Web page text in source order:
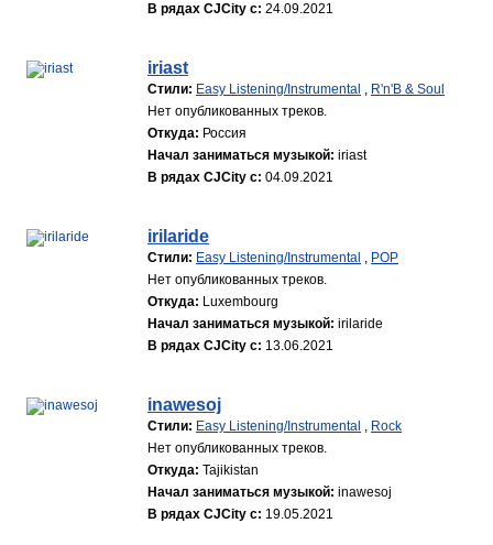
В рядах CJCity с: 24.09.2021
iriast
Стили: Easy Listening/Instrumental , R'n'B & Soul
Нет опубликованных треков.
Откуда: Россия
Начал заниматься музыкой: iriast
В рядах CJCity с: 04.09.2021
irilaride
Стили: Easy Listening/Instrumental , POP
Нет опубликованных треков.
Откуда: Luxembourg
Начал заниматься музыкой: irilaride
В рядах CJCity с: 13.06.2021
inawesoj
Стили: Easy Listening/Instrumental , Rock
Нет опубликованных треков.
Откуда: Tajikistan
Начал заниматься музыкой: inawesoj
В рядах CJCity с: 19.05.2021